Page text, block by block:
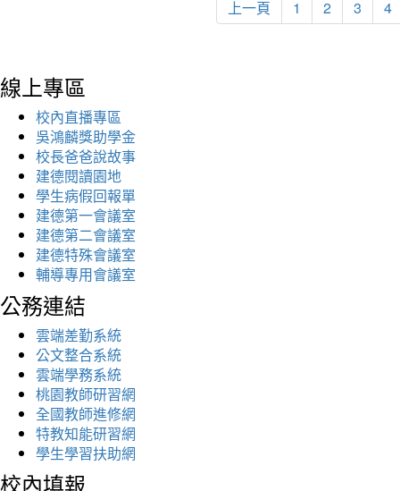
上一頁 1 2 3 4
線上專區
校內直播專區
吳鴻麟獎助學金
校長爸爸說故事
建德閱讀園地
學生病假回報單
建德第一會議室
建德第二會議室
建德特殊會議室
輔導專用會議室
公務連結
雲端差勤系統
公文整合系統
雲端學務系統
桃園教師研習網
全國教師進修網
特教知能研習網
學生學習扶助網
校內填報